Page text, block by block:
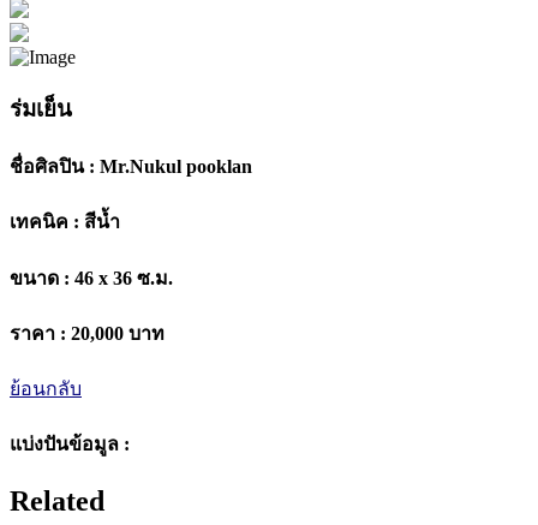
ร่มเย็น
ชื่อศิลปิน : Mr.Nukul pooklan
เทคนิค : สีน้ำ
ขนาด : 46 x 36 ซ.ม.
ราคา : 20,000 บาท
ย้อนกลับ
แบ่งปันข้อมูล :
Related